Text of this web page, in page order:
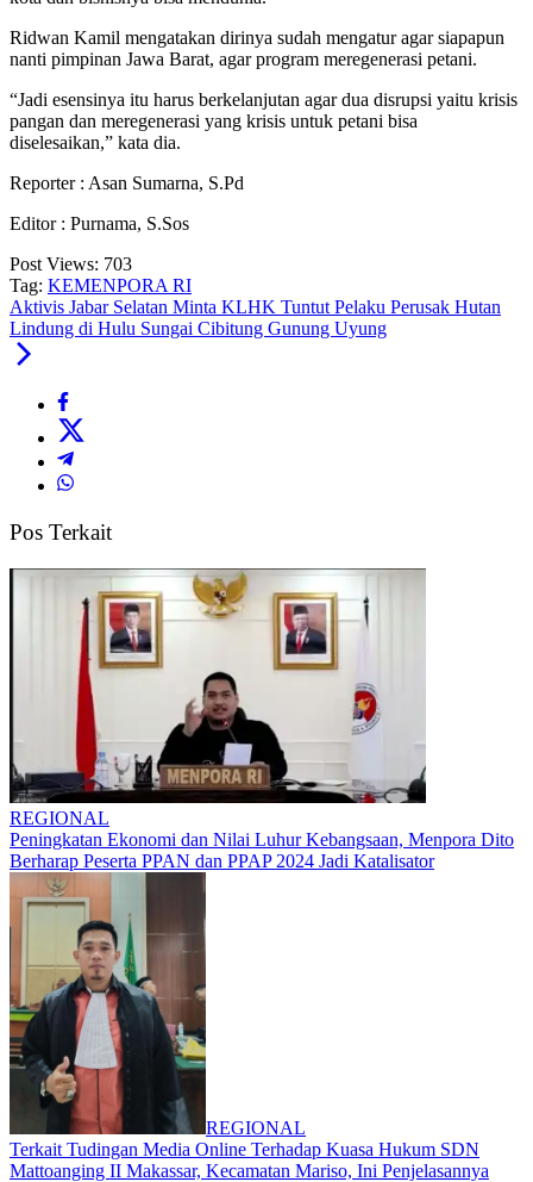
Ridwan Kamil mengatakan dirinya sudah mengatur agar siapapun
nanti pimpinan Jawa Barat, agar program meregenerasi petani.
“Jadi esensinya itu harus berkelanjutan agar dua disrupsi yaitu krisis
pangan dan meregenerasi yang krisis untuk petani bisa
diselesaikan,” kata dia.
Reporter : Asan Sumarna, S.Pd
Editor : Purnama, S.Sos
Post Views: 703
Tag: KEMENPORA RI
Aktivis Jabar Selatan Minta KLHK Tuntut Pelaku Perusak Hutan
Lindung di Hulu Sungai Cibitung Gunung Uyung
Pos Terkait
REGIONAL
Peningkatan Ekonomi dan Nilai Luhur Kebangsaan, Menpora Dito
Berharap Peserta PPAN dan PPAP 2024 Jadi Katalisator
REGIONAL
Terkait Tudingan Media Online Terhadap Kuasa Hukum SDN
Mattoanging II Makassar, Kecamatan Mariso, Ini Penjelasannya